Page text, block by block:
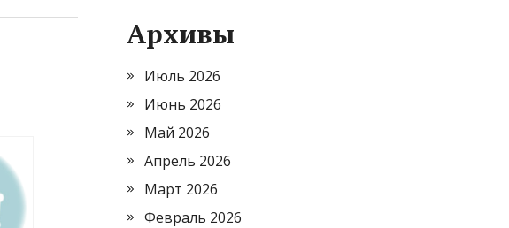
Архивы
Июль 2026
Июнь 2026
Май 2026
Апрель 2026
Март 2026
Февраль 2026